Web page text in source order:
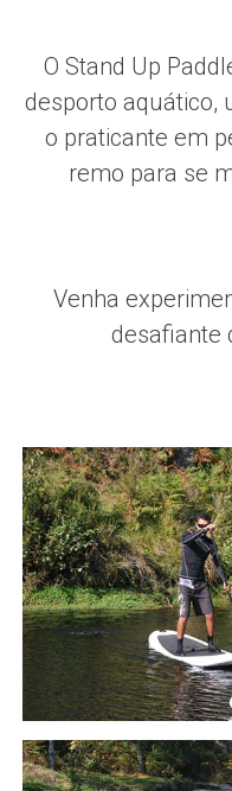
O Stand Up
desporto aquático,
o praticante em
remo para se
Venha
desafiante